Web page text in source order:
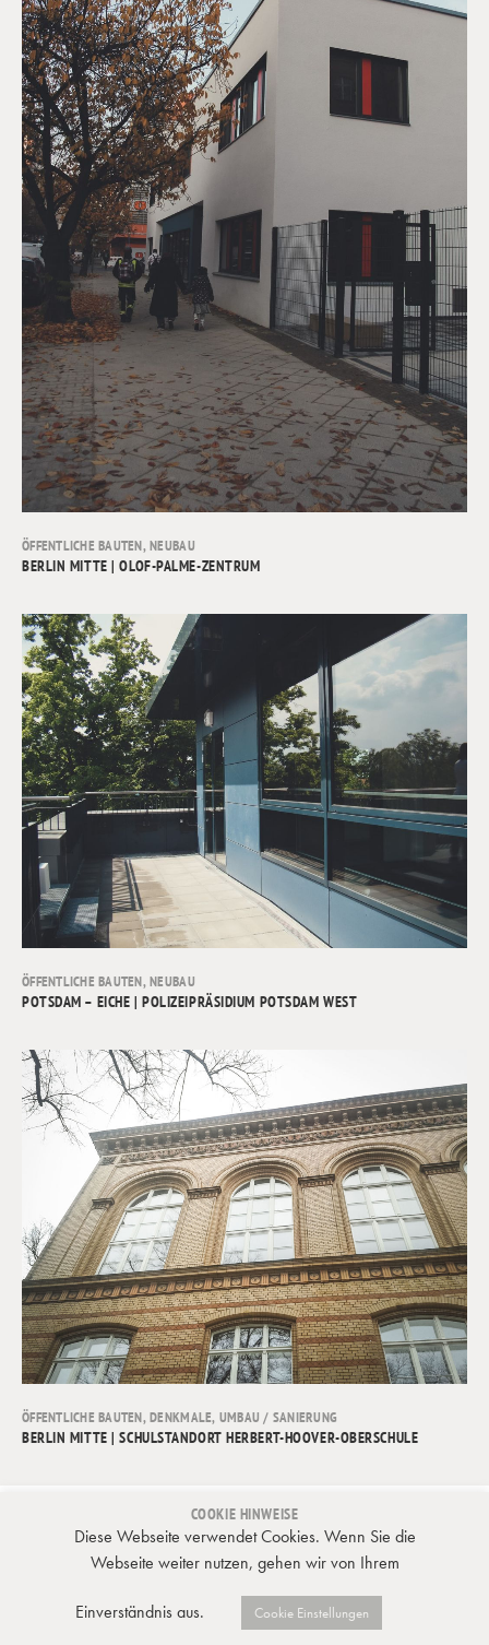
ÖFFENTLICHE BAUTEN,NEUBAU
BERLIN MITTE | OLOF-PALME-ZENTRUM
ÖFFENTLICHE BAUTEN,NEUBAU
POTSDAM – EICHE | POLIZEIPRÄSIDIUM POTSDAM WEST
ÖFFENTLICHE BAUTEN,DENKMALE, UMBAU / SANIERUNG
BERLIN MITTE | SCHULSTANDORT HERBERT-HOOVER-OBERSCHULE
JAHN, MACK & PARTNER | WILHELM-KABUS-STR. 74 | 10829 BERLIN |
KONTAKT
IMPRESSUM
COOKIE HINWEISE
Diese Webseite verwendet Cookies. Wenn Sie die
Webseite weiter nutzen, gehen wir von Ihrem
Einverständnis aus. Cookie Einstellungen